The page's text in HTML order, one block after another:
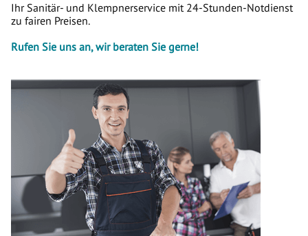
Ihr Sanitär- und Klempnerservice mit 24-Stunden-Notdienst
zu fairen Preisen.
Rufen Sie uns an, wir beraten Sie gerne!